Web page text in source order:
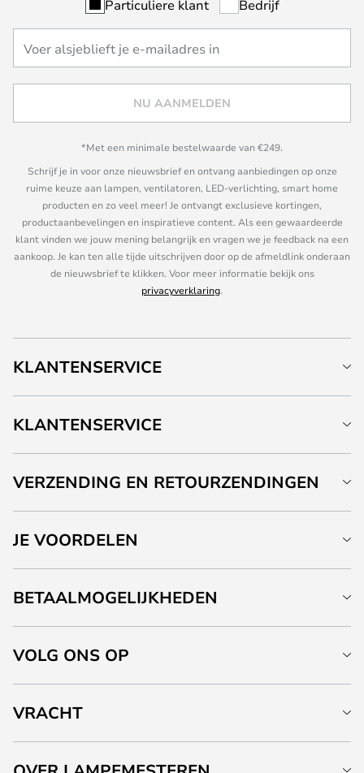
Particuliere klant Bedrijf
NU AANMELDEN
*Met een minimale bestelwaarde van €249.
Schrijf je in voor onze nieuwsbrief en ontvang aanbiedingen op onze
ruime keuze aan lampen, ventilatoren, LED-verlichting, smart home
producten en zo veel meer! Je ontvangt exclusieve kortingen,
productaanbevelingen en inspiratieve content. Als een gewaardeerde
klant vinden we jouw mening belangrijk en vragen we je feedback na een
aankoop. Je kan ten alle tijde uitschrijven door op de afmeldlink onderaan
de nieuwsbrief te klikken. Voor meer informatie bekijk ons
privacyverklaring.
KLANTENSERVICE
KLANTENSERVICE
VERZENDING EN RETOURZENDINGEN
JE VOORDELEN
BETAALMOGELIJKHEDEN
VOLG ONS OP
VRACHT